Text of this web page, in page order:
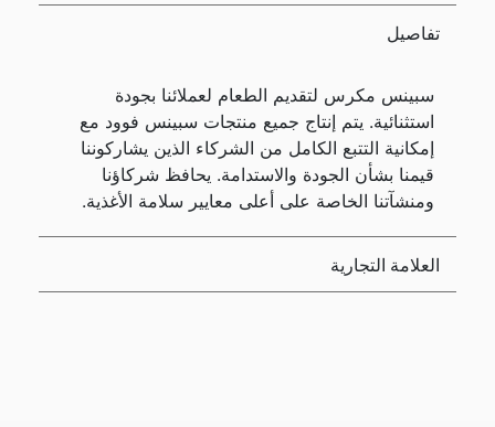
تفاصيل
سبينس مكرس لتقديم الطعام لعملائنا بجودة
استثنائية. يتم إنتاج جميع منتجات سبينس فوود مع
إمكانية التتبع الكامل من الشركاء الذين يشاركوننا
قيمنا بشأن الجودة والاستدامة. يحافظ شركاؤنا
ومنشآتنا الخاصة على أعلى معايير سلامة الأغذية.
العلامة التجارية